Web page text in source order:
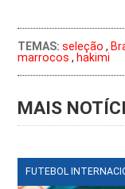
TEMAS: seleção ,
marrocos , hakimi
MAIS
FUTEBOL